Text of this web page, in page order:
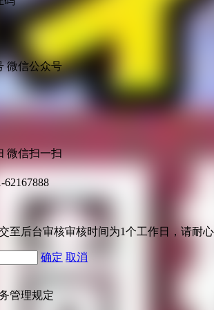
微信公众号
微信扫一扫
62167888
至后台审核审核时间为1个工作日，请耐
确定 取消
管理规定